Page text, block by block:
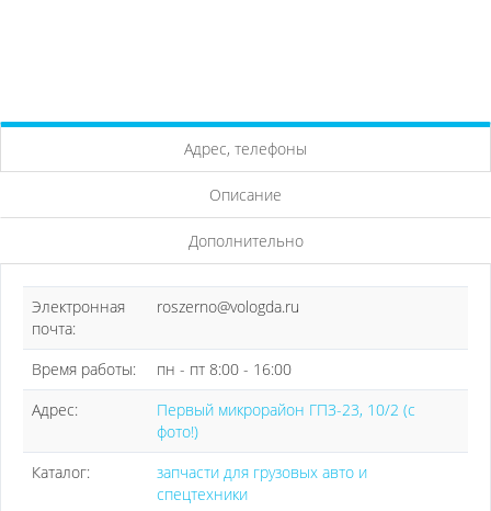
Адрес, телефоны
Описание
Дополнительно
Электронная
почта:
roszerno@vologda.ru
Время работы:
пн - пт 8:00 - 16:00
Адрес:
Первый микрорайон ГПЗ-23, 10/2 (с
фото!)
Каталог:
запчасти для грузовых авто и
спецтехники